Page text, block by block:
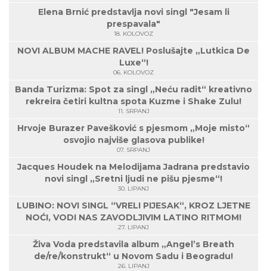
Elena Brnić predstavlja novi singl "Jesam li
prespavala"
18. KOLOVOZ
NOVI ALBUM MACHE RAVEL! Poslušajte „Lutkica De
Luxe“!
06. KOLOVOZ
Banda Turizma: Spot za singl „Neću radit“ kreativno
rekreira četiri kultna spota Kuzme i Shake Zulu!
11. SRPANJ
Hrvoje Burazer Pavešković s pjesmom „Moje misto“
osvojio najviše glasova publike!
07. SRPANJ
Jacques Houdek na Melodijama Jadrana predstavio
novi singl „Sretni ljudi ne pišu pjesme“!
30. LIPANJ
LUBINO: NOVI SINGL “VRELI PIJESAK“, KROZ LJETNE
NOĆI, VODI NAS ZAVODLJIVIM LATINO RITMOM!
27. LIPANJ
Živa Voda predstavila album „Angel’s Breath
de/re/konstrukt“ u Novom Sadu i Beogradu!
26. LIPANJ